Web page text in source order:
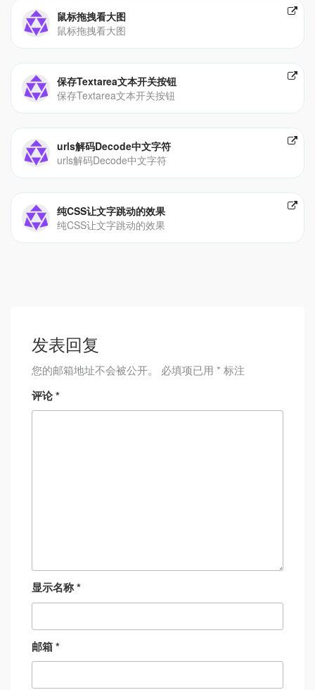
鼠标拖拽看大图
鼠标拖拽看大图
保存Textarea文本开关按钮
保存Textarea文本开关按钮
urls解码Decode中文字符
urls解码Decode中文字符
纯CSS让文字跳动的效果
纯CSS让文字跳动的效果
发表回复
您的邮箱地址不会被公开。 必填项已用 * 标注
评论*
显示名称*
邮箱*